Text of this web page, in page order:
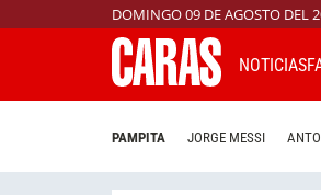
DOMINGO 09 DE AGOSTO DEL
NOTICIAS
PAMPITA JORGE MESSI